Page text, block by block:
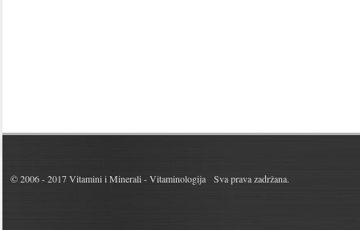
© 2006 - 2017Vitamini i Minerali - Vitaminologija Sva prava zadržana.